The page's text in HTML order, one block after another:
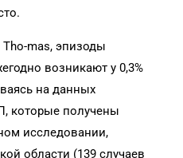
mas, эпизоды
возникают у 0,3%
на данных
которые получены
исследовании,
области (139 случаев